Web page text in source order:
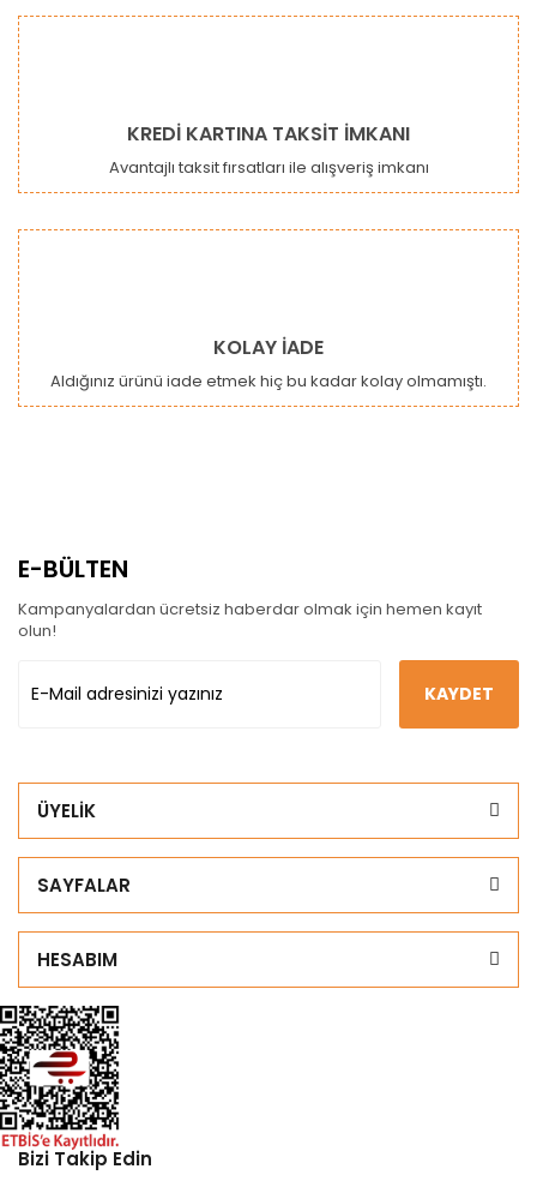
KREDİ KARTINA TAKSİT İMKANI
Avantajlı taksit fırsatları ile alışveriş imkanı
KOLAY İADE
Aldığınız ürünü iade etmek hiç bu kadar kolay olmamıştı.
E-BÜLTEN
Kampanyalardan ücretsiz haberdar olmak için hemen kayıt
olun!
KAYDET
ÜYELİK
SAYFALAR
HESABIM
Bizi Takip Edin